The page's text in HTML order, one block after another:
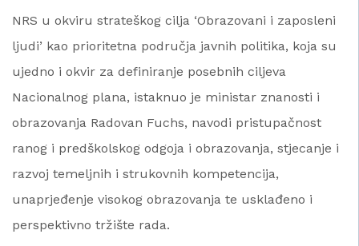
NRS u okviru strateškog cilja ‘Obrazovani i zaposleni
ljudi’ kao prioritetna područja javnih politika, koja su
ujedno i okvir za definiranje posebnih ciljeva
Nacionalnog plana, istaknuo je ministar znanosti i
obrazovanja Radovan Fuchs, navodi pristupačnost
ranog i predškolskog odgoja i obrazovanja, stjecanje i
razvoj temeljnih i strukovnih kompetencija,
unaprjeđenje visokog obrazovanja te usklađeno i
perspektivno tržište rada.